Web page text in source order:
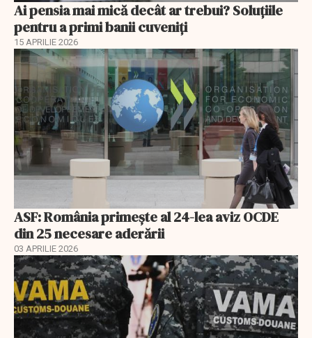
Ai pensia mai mică decât ar trebui? Soluţiile
pentru a primi banii cuveniţi
15 APRILIE 2026
ASF: România primește al 24-lea aviz OCDE
din 25 necesare aderării
03 APRILIE 2026